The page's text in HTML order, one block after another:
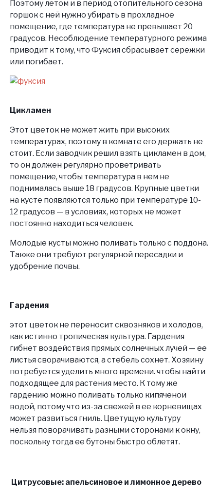
Поэтому летом и в период отопительного сезона
горшок с ней нужно убирать в прохладное
помещение, где температура не превышает 20
градусов. Несоблюдение температурного режима
приводит к тому, что Фуксия сбрасывает сережки
или погибает.
Цикламен
Этот цветок не может жить при высоких
температурах, поэтому в комнате его держать не
стоит. Если заводчик решил взять цикламен в дом,
то он должен регулярно проветривать
помещение, чтобы температура в нем не
поднималась выше 18 градусов. Крупные цветки
на кусте появляются только при температуре 10-
12 градусов — в условиях, которых не может
постоянно находиться человек.
Молодые кусты можно поливать только с поддона.
Также они требуют регулярной пересадки и
удобрение почвы.
Гардения
этот цветок не переносит сквозняков и холодов,
как истинно тропическая культура. Гардения
гибнет воздействия прямых солнечных лучей — ее
листья сворачиваются, а стебель сохнет. Хозяину
потребуется уделить много времени. чтобы найти
подходящее для растения место. К тому же
гардению можно поливать только кипяченой
водой, потому что из-за свежей в ее корневищах
может развиться гниль. Цветущую культуру
нельзя поворачивать разными сторонами к окну,
поскольку тогда ее бутоны быстро облетят.